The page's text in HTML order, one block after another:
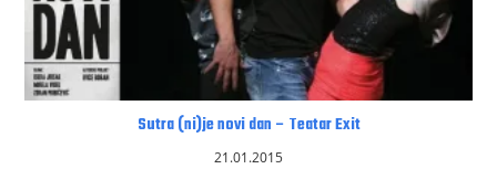
Sutra (ni)je novi dan – Teatar Exit
21.01.2015